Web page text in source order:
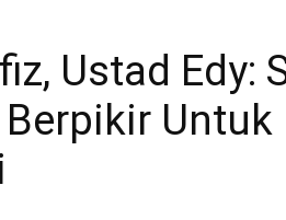
Ustad Edy:
Untuk